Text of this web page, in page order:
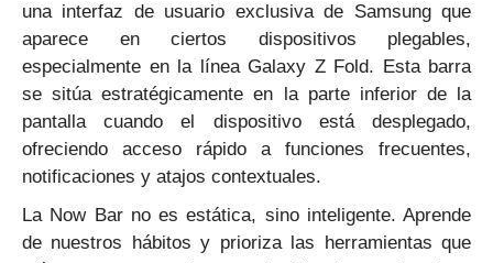
una interfaz de usuario exclusiva de Samsung que
aparece en ciertos dispositivos plegables,
especialmente en la línea Galaxy Z Fold. Esta barra
se sitúa estratégicamente en la parte inferior de la
pantalla cuando el dispositivo está desplegado,
ofreciendo acceso rápido a funciones frecuentes,
notificaciones y atajos contextuales.
La Now Bar no es estática, sino inteligente. Aprende
de nuestros hábitos y prioriza las herramientas que